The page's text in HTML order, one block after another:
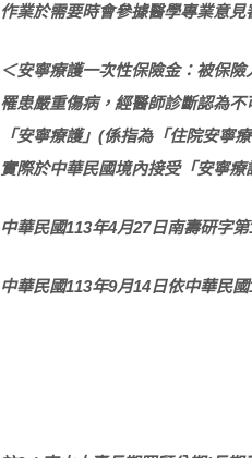
作業於需要時會參據醫學專業意
＜安寧療護一次性保險金：被保
罹患嚴重傷病，經醫師診斷認為
「安寧療護」(係指為「住院安寧
實際於中華民國境內接受「安寧
中華民國113年4月27日南壽研字第
中華民國113年9月14日依中華民國